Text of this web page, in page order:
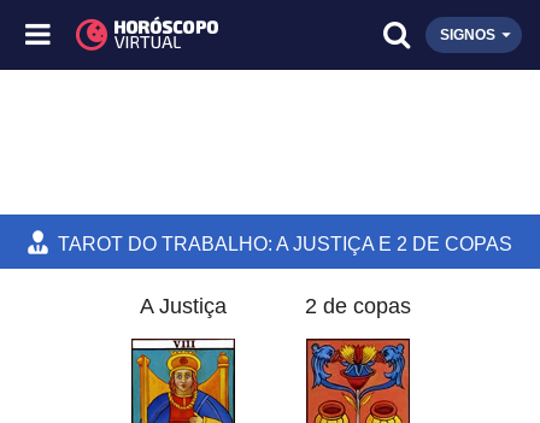
SIGNOS
TAROT DO TRABALHO: A JUSTIÇA E 2 DE COPAS
A Justiça 2 de copas